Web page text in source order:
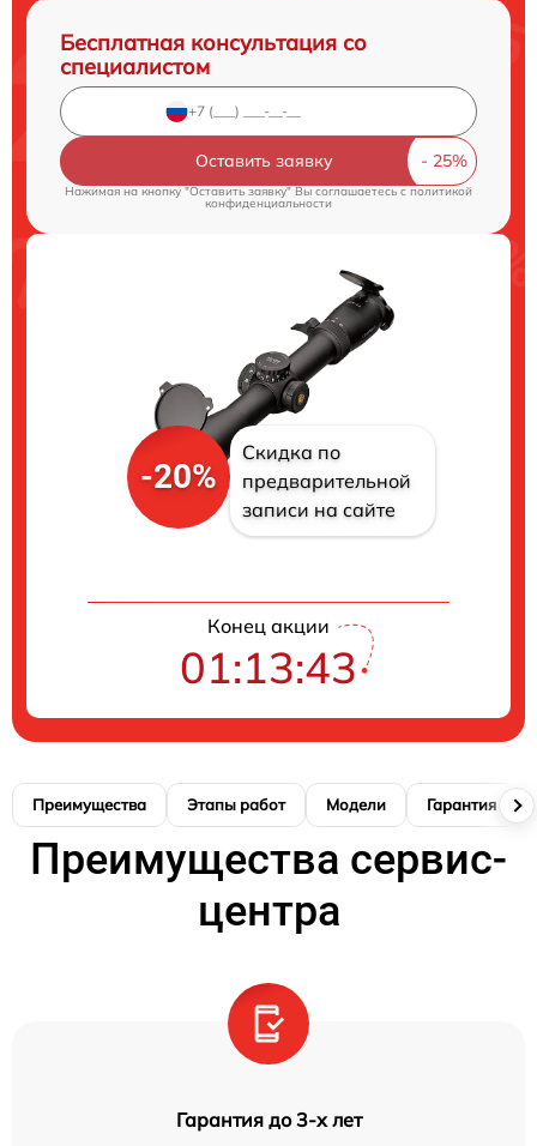
Бесплатная консультация со
специалистом
Оставить заявку
Нажимая на кнопку "Оставить заявку" Вы соглашаетесь cполитикой
конфиденциальности
-20%
Скидка по
предварительной
записи на сайте
Конец акции
01:13:42
Преимущества Этапы работ Модели Гарантия
Преимущества сервис-
центра
Гарантия до 3-х лет